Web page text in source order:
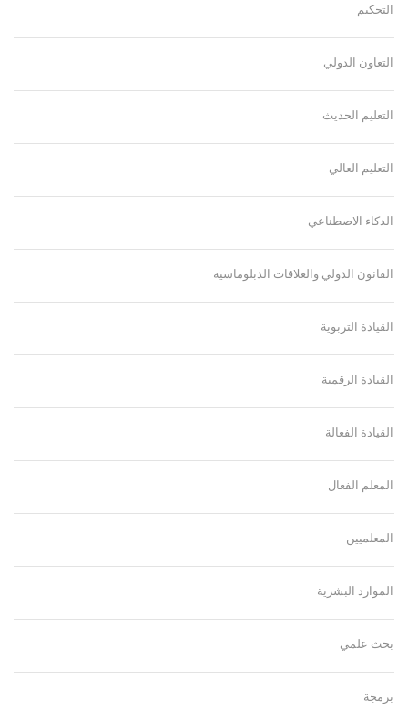
التحكيم
التعاون الدولي
التعليم الحديث
التعليم العالي
الذكاء الاصطناعي
القانون الدولي والعلاقات الدبلوماسية
القيادة التربوية
القيادة الرقمية
القيادة الفعالة
المعلم الفعال
المعلميين
الموارد البشرية
بحث علمي
برمجة